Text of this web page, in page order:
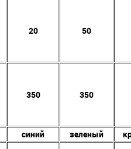
20 50
350 350
синий зеленый